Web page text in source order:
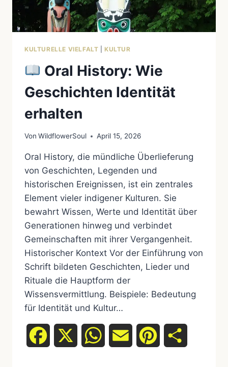
KULTURELLE VIELFALT |KULTUR
Oral History: Wie
Geschichten Identität
erhalten
Von WildflowerSoul April 15, 2026
Oral History, die mündliche Überlieferung
von Geschichten, Legenden und
historischen Ereignissen, ist ein zentrales
Element vieler indigener Kulturen. Sie
bewahrt Wissen, Werte und Identität über
Generationen hinweg und verbindet
Gemeinschaften mit ihrer Vergangenheit.
Historischer Kontext Vor der Einführung von
Schrift bildeten Geschichten, Lieder und
Rituale die Hauptform der
Wissensvermittlung. Beispiele: Bedeutung
für Identität und Kultur…
Facebook WhatsAppEmail Pinterest